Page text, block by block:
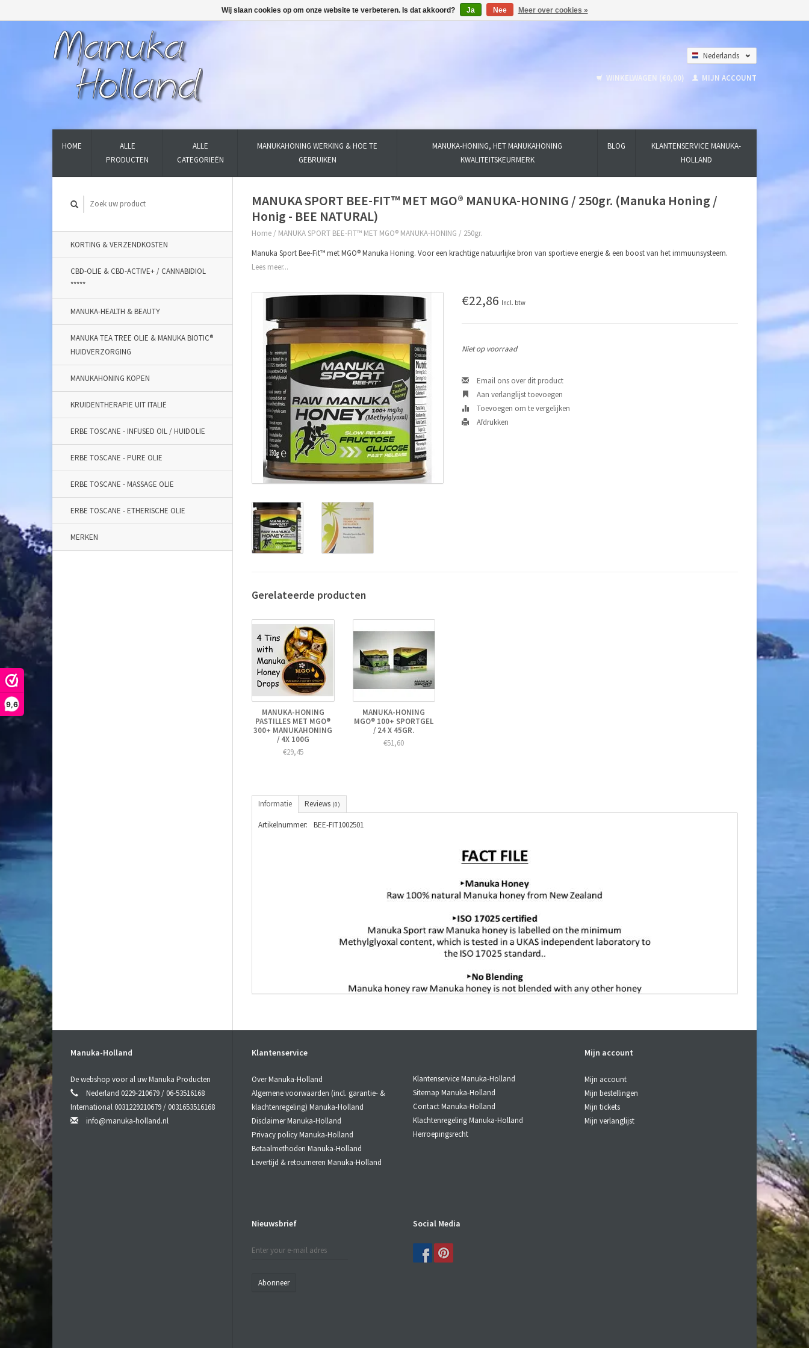
9,6
Nederlands
English
WINKELWAGEN (€0,00) MIJN ACCOUNT
HOME
ALLE
PRODUCTEN
ALLE
CATEGORIEËN
MANUKAHONING WERKING & HOE TE
GEBRUIKEN
MANUKA-HONING, HET MANUKAHONING
KWALITEITSKEURMERK
BLOG
KLANTENSERVICE MANUKA-
HOLLAND
KORTING & VERZENDKOSTEN
CBD-OLIE & CBD-ACTIVE+ / CANNABIDIOL
*****
MANUKA-HEALTH & BEAUTY
MANUKA TEA TREE OLIE & MANUKA BIOTIC®
HUIDVERZORGING
MANUKAHONING KOPEN
KRUIDENTHERAPIE UIT ITALIË
ERBE TOSCANE - INFUSED OIL / HUIDOLIE
ERBE TOSCANE - PURE OLIE
ERBE TOSCANE - MASSAGE OLIE
ERBE TOSCANE - ETHERISCHE OLIE
MERKEN
MANUKA SPORT BEE-FIT™ MET MGO® MANUKA-HONING / 250gr. (Manuka Honing /
Honig - BEE NATURAL)
Home / MANUKA SPORT BEE-FIT™ MET MGO® MANUKA-HONING / 250gr.
Manuka Sport Bee-Fit™ met MGO® Manuka Honing. Voor een krachtige natuurlijke bron van sportieve energie & een boost van het immuunsysteem.
Lees meer...
€22,86 Incl. btw
Niet op voorraad
Email ons over dit product
Aan verlanglijst toevoegen
Toevoegen om te vergelijken
Afdrukken
Gerelateerde producten
MANUKA-HONING
PASTILLES MET MGO®
300+ MANUKAHONING
/ 4X 100G
€29,45
MANUKA-HONING
MGO® 100+ SPORTGEL
/ 24 X 45GR.
€51,60
Informatie Reviews (0)
Artikelnummer: BEE-FIT1002501
Manuka-Holland
De webshop voor al uw Manuka Producten
Nederland 0229-210679 / 06-53516168
International 0031229210679 / 0031653516168
info@manuka-holland.nl
Klantenservice
Over Manuka-Holland
Algemene voorwaarden (incl. garantie- &
klachtenregeling) Manuka-Holland
Disclaimer Manuka-Holland
Privacy policy Manuka-Holland
Betaalmethoden Manuka-Holland
Levertijd & retourneren Manuka-Holland
Klantenservice Manuka-Holland
Sitemap Manuka-Holland
Contact Manuka-Holland
Klachtenregeling Manuka-Holland
Herroepingsrecht
Mijn account
Mijn account
Mijn bestellingen
Mijn tickets
Mijn verlanglijst
Nieuwsbrief
Abonneer
Social Media
Wij slaan cookies op om onze website te verbeteren. Is dat akkoord? Ja Nee Meer over cookies »